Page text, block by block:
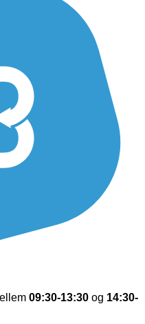
09:30-13:30 og 14:30-